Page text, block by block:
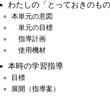
わたしの「とっておきのもの
本単元の意図
単元の目標
指導計画
使用機材
本時の学習指導
目標
展開（指導案）